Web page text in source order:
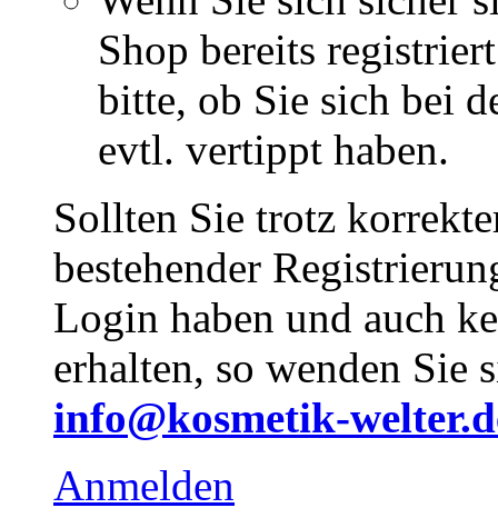
Shop bereits
bitte, ob Sie sich bei
evtl. vertippt haben.
Sollten Sie trotz
bestehender
Login haben und auch
erhalten, so wenden
info@kosmetik-
Anmelden